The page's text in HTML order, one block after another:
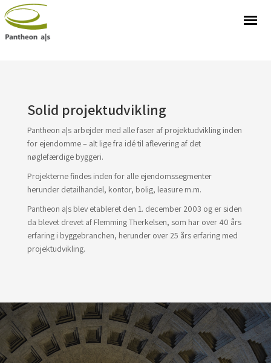
Solid projektudvikling
Pantheon a|s arbejder med alle faser af projektudvikling inden
for ejendomme – alt lige fra idé til aflevering af det
nøglefærdige byggeri.
Projekterne findes inden for alle ejendomssegmenter
herunder detailhandel, kontor, bolig, leasure m.m.
Pantheon a|s blev etableret den 1. december 2003 og er siden
da blevet drevet af Flemming Therkelsen, som har over 40 års
erfaring i byggebranchen, herunder over 25 års erfaring med
projektudvikling.